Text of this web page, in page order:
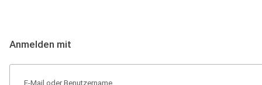
Anmelden mit